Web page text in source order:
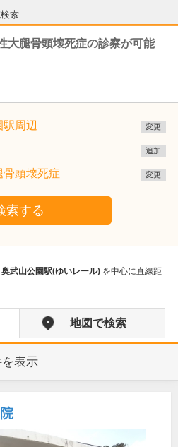
索
大腿骨頭壊死症の診察が可能
周辺 変更
追加
骨頭壊死症 変更
索する
奥武山公園駅(ゆいレール) を中心に直線距
地図で検索
表示